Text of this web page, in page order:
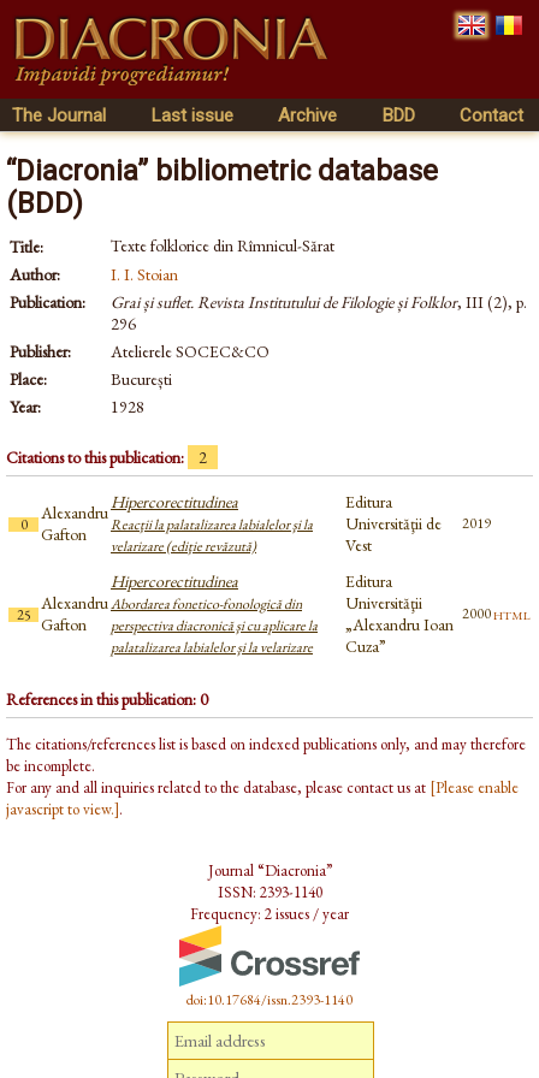
The Journal Last issue Archive BDD Contact
“Diacronia” bibliometric database
(BDD)
Title:
Texte folklorice din Rîmnicul-Sărat
Author:
I. I. Stoian
Publication:
Grai și suflet. Revista Institutului de Filologie și Folklor, III (2), p.
296
Publisher:
Atelierele SOCEC&CO
Place:
București
Year:
1928
Citations to this publication: 2
0
Alexandru
Gafton
Hipercorectitudinea
Reacţii la palatalizarea labialelor şi la
velarizare (ediţie revăzută)
Editura
Universităţii de
Vest
2019
25
Alexandru
Gafton
Hipercorectitudinea
Abordarea fonetico-fonologică din
perspectiva diacronică şi cu aplicare la
palatalizarea labialelor şi la velarizare
Editura
Universităţii
„Alexandru Ioan
Cuza”
2000html
References in this publication: 0
The citations/references list is based on indexed publications only, and may therefore
be incomplete.
For any and all inquiries related to the database, please contact us at [Please enable
javascript to view.].
Journal “Diacronia”
ISSN: 2393-1140
Frequency: 2 issues / year
doi:10.17684/issn.2393-1140